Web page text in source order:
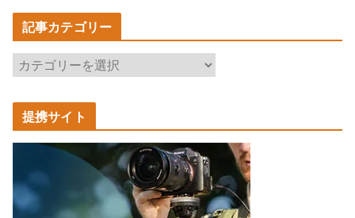
記事カテゴリー
記
事
カ
テ
ゴ
ー
提携サイト